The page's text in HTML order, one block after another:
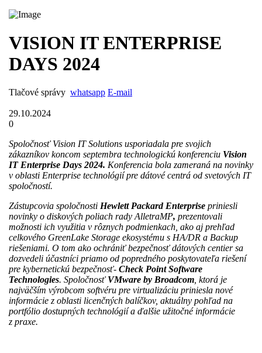
VISION IT ENTERPRISE
DAYS 2024
Tlačové správy whatsapp E-mail
29.10.2024
0
Spoločnosť Vision IT Solutions usporiadala pre svojich
zákazníkov koncom septembra technologickú konferenciu Vision
IT Enterprise Days 2024. Konferencia bola zameraná na novinky
v oblasti Enterprise technológií pre dátové centrá od svetových IT
spoločností.
Zástupcovia spoločnosti Hewlett Packard Enterprise priniesli
novinky o diskových poliach rady AlletraMP, prezentovali
možnosti ich využitia v rôznych podmienkach, ako aj prehľad
celkového GreenLake Storage ekosystému s HA/DR a Backup
riešeniami. O tom ako ochrániť bezpečnosť dátových centier sa
dozvedeli účastníci priamo od popredného poskytovateľa riešení
pre kybernetickú bezpečnosť- Check Point Software
Technologies. Spoločnosť VMware by Broadcom , ktorá je
najväčším výrobcom softvéru pre virtualizáciu priniesla nové
informácie z oblasti licenčných balíčkov, aktuálny pohľad na
portfólio dostupných technológií a ďalšie užitočné informácie
z praxe.